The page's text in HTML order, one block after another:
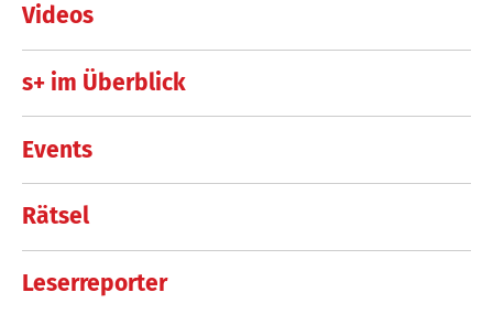
Videos
s+ im Überblick
Events
Rätsel
Leserreporter